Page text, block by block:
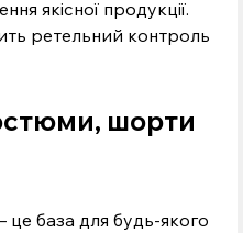
якісної продукції.
ретельний контроль
шорти
це база для будь-якого